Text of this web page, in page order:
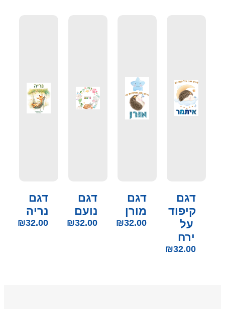
דגם
קיפוד
על
ירח
₪32.00
דגם
מורן
₪32.00
דגם
נועם
₪32.00
דגם
נריה
₪32.00